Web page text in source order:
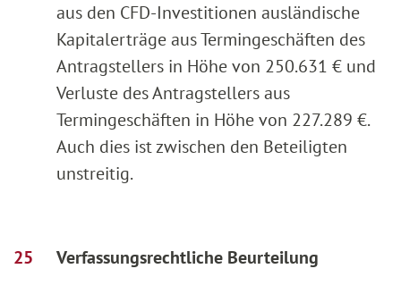
aus den CFD-Investitionen ausländische
Kapitalerträge aus Termingeschäften des
Antragstellers in Höhe von 250.631 € und
Verluste des Antragstellers aus
Termingeschäften in Höhe von 227.289 €.
Auch dies ist zwischen den Beteiligten
unstreitig.
Verfassungsrechtliche Beurteilung